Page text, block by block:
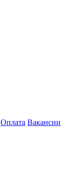
Оплата Вакансии